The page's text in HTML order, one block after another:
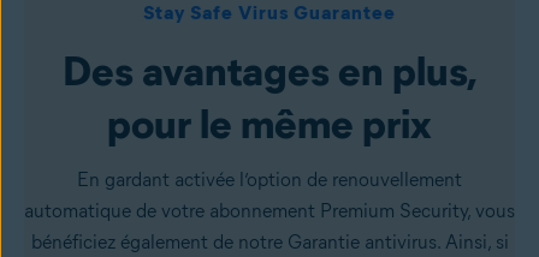
Stay Safe Virus Guarantee
Des avantages en plus,
pour le même prix
En gardant activée l’option de renouvellement
automatique de votre abonnement Premium Security, vous
bénéficiez également de notre Garantie antivirus. Ainsi, si